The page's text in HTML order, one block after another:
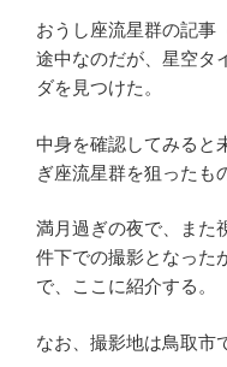
の
おうし座流星群の記事
途中なのだが、星空タ
ダを見つけた。
中身を確認してみると
ぎ座流星群を狙ったも
満月過ぎの夜で、また
件下での撮影となった
で、ここに紹介する。
なお、撮影地は鳥取市